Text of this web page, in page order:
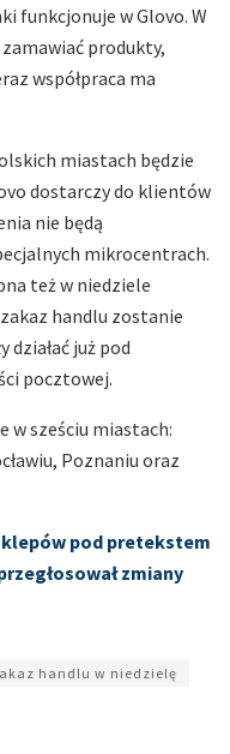
funkcjonuje w Glovo. W
produkty,
współpraca ma
miastach będzie
dostarczy do klientów
nie będą
mikrocentrach.
też w niedziele
handlu zostanie
działać już pod
pocztowej.
w sześciu miastach:
Poznaniu oraz
pod pretekstem
zmiany
handlu w niedzielę